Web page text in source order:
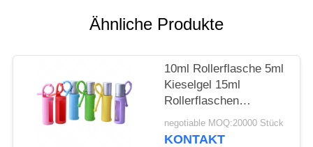
NACHRICHT
FÄLLE
ANGEBOT
ANFORDERN
Ähnliche Produkte
10ml Rollerflasche 5ml
Kieselgel 15ml
Rollerflaschen
Tragbare, am Kabel
befestigte,
negotiable MOQ:20000 Stück
KONTAKT